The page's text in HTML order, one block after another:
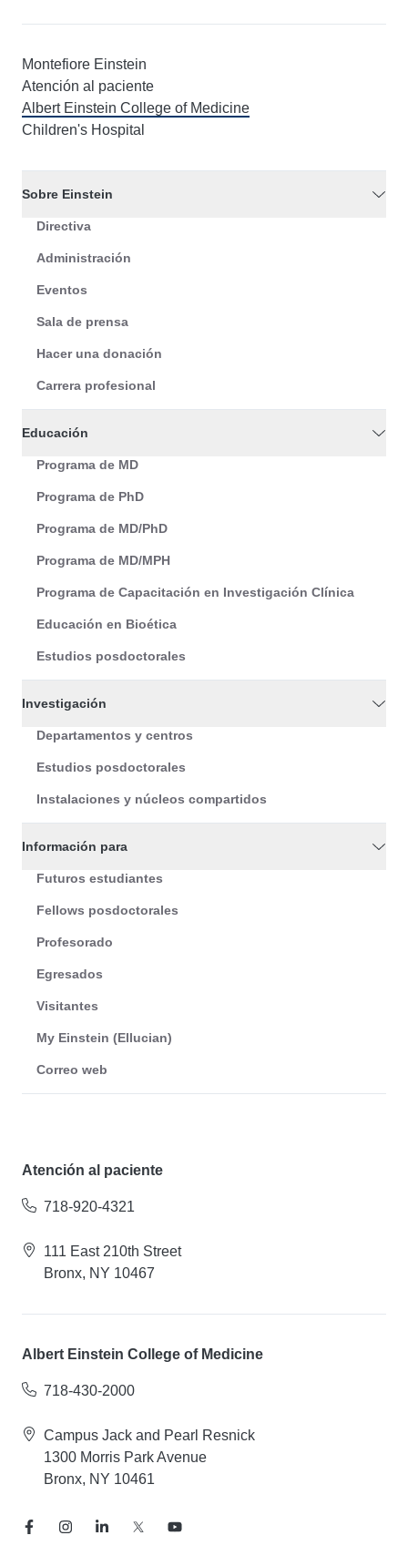
Montefiore Einstein
Atención al paciente
Albert Einstein College of Medicine
Children's Hospital
Sobre Einstein
Directiva
Administración
Eventos
Sala de prensa
Hacer una donación
Carrera profesional
Educación
Programa de MD
Programa de PhD
Programa de MD/PhD
Programa de MD/MPH
Programa de Capacitación en Investigación Clínica
Educación en Bioética
Estudios posdoctorales
Investigación
Departamentos y centros
Estudios posdoctorales
Instalaciones y núcleos compartidos
Información para
Futuros estudiantes
Fellows posdoctorales
Profesorado
Egresados
Visitantes
My Einstein (Ellucian)
Correo web
Atención al paciente
718-920-4321
111 East 210th Street
Bronx, NY 10467
Albert Einstein College of Medicine
718-430-2000
Campus Jack and Pearl Resnick
1300 Morris Park Avenue
Bronx, NY 10461